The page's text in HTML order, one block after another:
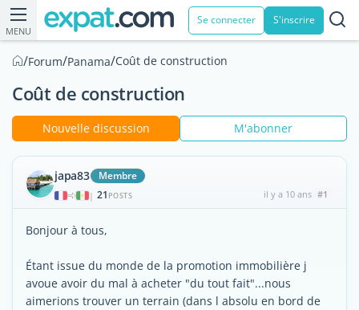
MENU
Se connecter S'inscrire
/Forum/Panama/Coût de construction
Coût de construction
Nouvelle discussion M'abonner
japa83 Membre
| 21 POSTS il y a 10 ans #1
Bonjour à tous,
Étant issue du monde de la promotion immobilière j
avoue avoir du mal à acheter "du tout fait"...nous
aimerions trouver un terrain (dans l absolu en bord de